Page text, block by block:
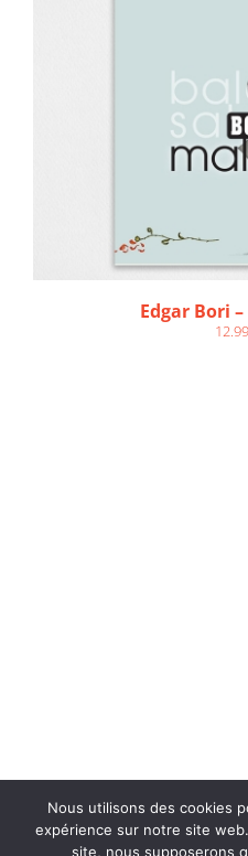
Edgar Bori
12.99
Productions de l’onde –
Nous utilisons des cookies
expérience sur notre site
site, nous supposerons